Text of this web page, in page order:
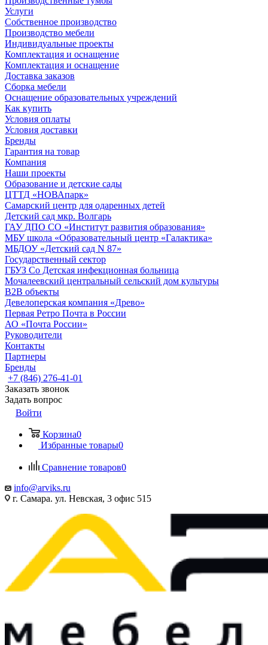
Услуги
Собственное производство
Производство мебели
Индивидуальные проекты
Комплектация и оснащение
Комплектация и оснащение
Доставка заказов
Сборка мебели
Оснащение образовательных учреждений
Как купить
Условия оплаты
Условия доставки
Бренды
Гарантия на товар
Компания
Наши проекты
Образование и детские сады
ЦТТД «НОВАпарк»
Самарский центр для одаренных детей
Детский сад мкр. Волгарь
ГАУ ДПО СО «Институт развития образования»
МБУ школа «Образовательный центр «Галактика»
МБДОУ «Детский сад N 87»
Государственный сектор
ГБУЗ Со Детская инфекционная больница
Мочалеевский центральный сельский дом культуры
B2B объекты
Девелоперская компания «Древо»
Первая Ретро Почта в России
АО «Почта России»
Руководители
Контакты
Партнеры
Бренды
+7 (846) 276-41-01
Заказать звонок
Задать вопрос
Войти
Корзина0
Избранные товары0
Сравнение товаров0
info@arviks.ru
г. Самара. ул. Невская, 3 офис 515